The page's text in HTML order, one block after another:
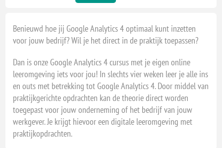
Benieuwd hoe jij Google Analytics 4 optimaal kunt inzetten
voor jouw bedrijf? Wil je het direct in de praktijk toepassen?
Dan is onze Google Analytics 4 cursus met je eigen online
leeromgeving iets voor jou! In slechts vier weken leer je alle ins
en outs met betrekking tot Google Analytics 4. Door middel van
praktijkgerichte opdrachten kan de theorie direct worden
toegepast voor jouw onderneming of het bedrijf van jouw
werkgever. Je krijgt hievoor een digitale leeromgeving met
praktijkopdrachten.